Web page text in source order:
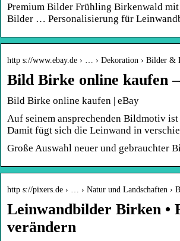
Premium Bilder Frühling Birkenwald
Bilder … Personalisierung für
http s://www.ebay.de › … › Dekoration › Bilder &
Bild Birke online kaufen
Bild Birke online kaufen | eBay
Auf seinem ansprechenden Bildmotiv
Damit fügt sich die Leinwand in
Große Auswahl neuer und gebrauchter
http s://pixers.de › … › Natur und Landschaften ›
Leinwandbilder Birken •
verändern